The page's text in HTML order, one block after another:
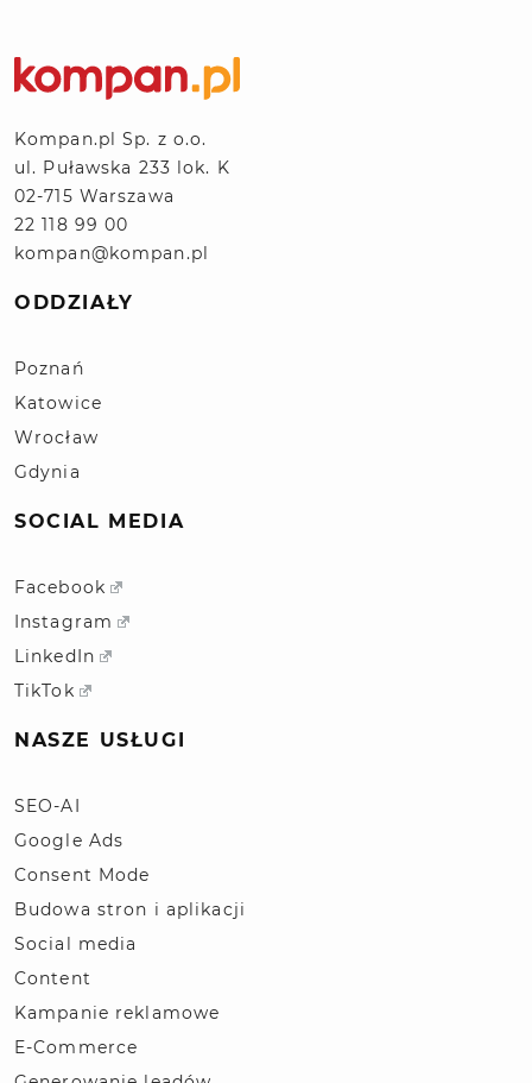
Kompan.pl Sp. z o.o.
ul. Puławska 233 lok. K
02-715 Warszawa
22 118 99 00
kompan@kompan.pl
ODDZIAŁY
Poznań
Katowice
Wrocław
Gdynia
SOCIAL MEDIA
Facebook
Instagram
LinkedIn
TikTok
NASZE USŁUGI
SEO-AI
Google Ads
Consent Mode
Budowa stron i aplikacji
Social media
Content
Kampanie reklamowe
E-Commerce